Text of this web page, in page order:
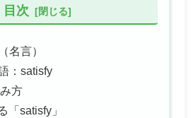
目次
名言）
：satisfy
方
「satisfy」